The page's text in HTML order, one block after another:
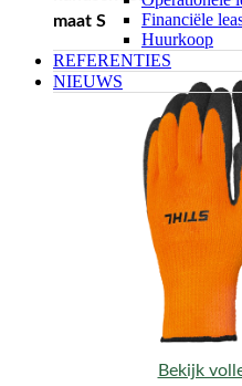
Financiële
Huurkoop
REFERENTIES
NIEUWS
maat S
Bekijk